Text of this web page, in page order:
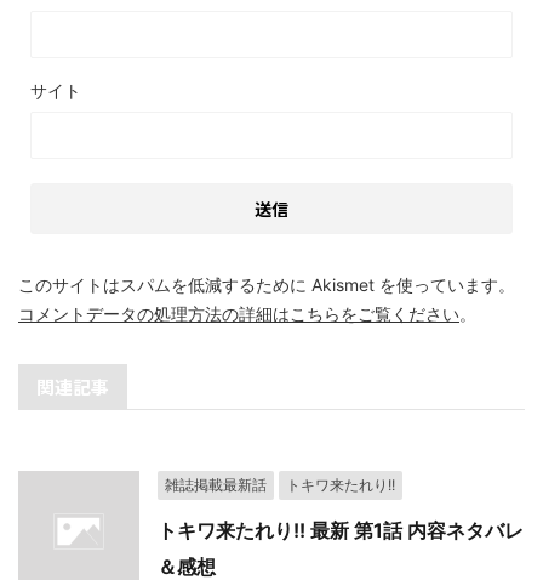
サイト
このサイトはスパムを低減するために Akismet を使っています。
コメントデータの処理方法の詳細はこちらをご覧ください。
関連記事
雑誌掲載最新話 トキワ来たれり!!
トキワ来たれり!! 最新 第1話 内容ネタバレ
＆感想